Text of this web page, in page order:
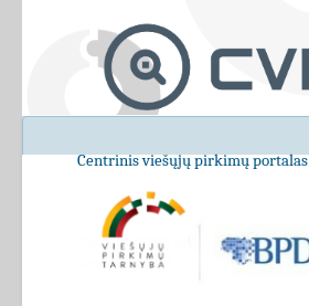
Centrinis viešųjų pirkimų portalas